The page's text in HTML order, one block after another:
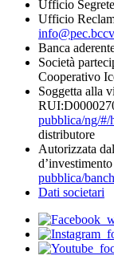
Ufficio
Ufficio
Banca
Società
Cooperativo
Soggetta alla
pubblica/ng/#/
distributore
Autorizzata
pubblica/
Dati societari